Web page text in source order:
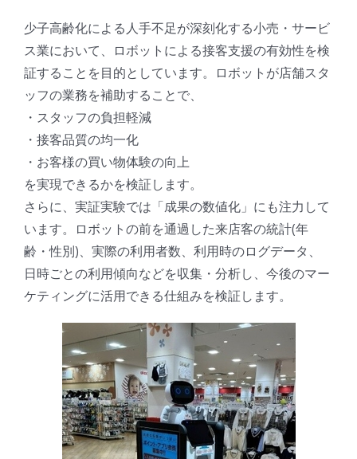
少子高齢化による人手不足が深刻化する小売・サービ
ス業において、ロボットによる接客支援の有効性を検
証することを目的としています。ロボットが店舗スタ
ッフの業務を補助することで、
・スタッフの負担軽減
・接客品質の均一化
・お客様の買い物体験の向上
を実現できるかを検証します。
さらに、実証実験では「成果の数値化」にも注力して
います。ロボットの前を通過した来店客の統計(年
齢・性別)、実際の利用者数、利用時のログデータ、
日時ごとの利用傾向などを収集・分析し、今後のマー
ケティングに活用できる仕組みを検証します。